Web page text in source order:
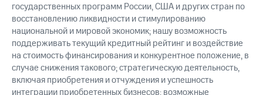
государственных программ России, США и других стран по
восстановлению ликвидности и стимулированию
национальной и мировой экономик; нашу возможность
поддерживать текущий кредитный рейтинг и воздействие
на стоимость финансирования и конкурентное положение, в
случае снижения такового; стратегическую деятельность,
включая приобретения и отчуждения и успешность